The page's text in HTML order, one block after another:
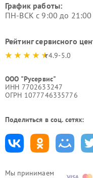
Мы принимаем
График работы:
ПН-ВСК с 9:00 до
Рейтинг сервисного
4.9-5.0
ООО "Русервис"
ИНН 7702633247
ОГРН 1077746335776
Поделиться в соц. сетях: